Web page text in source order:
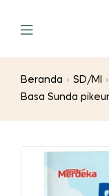
Menu
Beranda SD/MI
Basa Sunda